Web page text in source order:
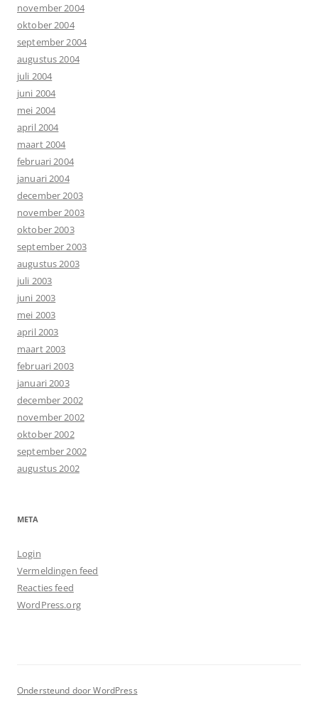
november 2004
oktober 2004
september 2004
augustus 2004
juli 2004
juni 2004
mei 2004
april 2004
maart 2004
februari 2004
januari 2004
december 2003
november 2003
oktober 2003
september 2003
augustus 2003
juli 2003
juni 2003
mei 2003
april 2003
maart 2003
februari 2003
januari 2003
december 2002
november 2002
oktober 2002
september 2002
augustus 2002
META
Login
Vermeldingen feed
Reacties feed
WordPress.org
Ondersteund door WordPress